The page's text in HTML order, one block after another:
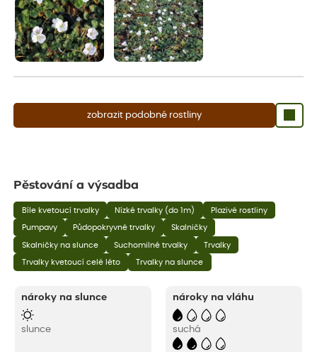
zobrazit podobné rostliny
Pěstování a výsadba
Bíle kvetoucí trvalky Nízké trvalky (do 1m) Plazivé rostliny
Pumpavy Půdopokryvné trvalky Skalničky
Skalničky na slunce Suchomilné trvalky Trvalky
Trvalky kvetoucí celé léto Trvalky na slunce
nároky na slunce
slunce
nároky na vláhu
suchá